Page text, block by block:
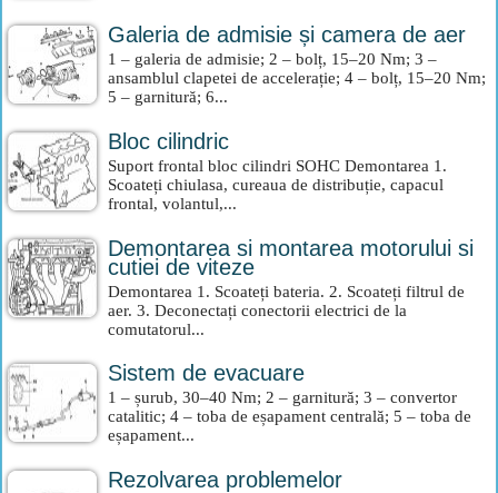
Galeria de admisie și camera de aer
1 – galeria de admisie; 2 – bolț, 15–20 Nm; 3 –
ansamblul clapetei de accelerație; 4 – bolț, 15–20 Nm;
5 – garnitură; 6...
Bloc cilindric
Suport frontal bloc cilindri SOHC Demontarea 1.
Scoateți chiulasa, cureaua de distribuție, capacul
frontal, volantul,...
Demontarea si montarea motorului si
cutiei de viteze
Demontarea 1. Scoateți bateria. 2. Scoateți filtrul de
aer. 3. Deconectați conectorii electrici de la
comutatorul...
Sistem de evacuare
1 – șurub, 30–40 Nm; 2 – garnitură; 3 – convertor
catalitic; 4 – toba de eșapament centrală; 5 – toba de
eșapament...
Rezolvarea problemelor